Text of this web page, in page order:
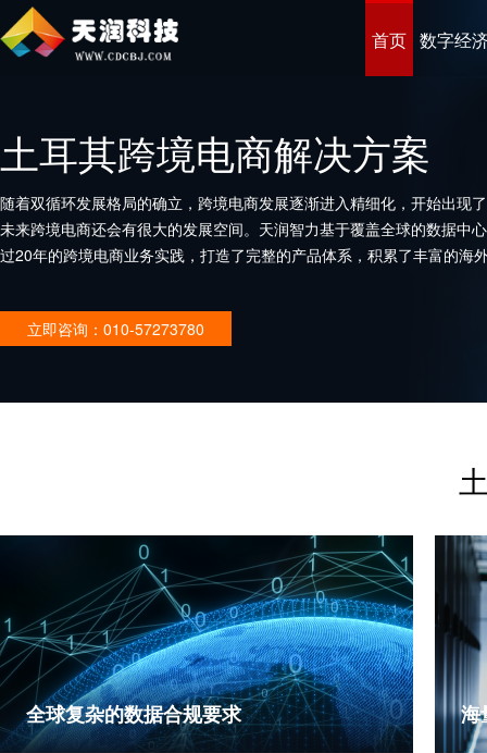
首页 数字经
土耳其跨境电商解决方案
随着双循环发展格局的确立，跨境电商发展逐渐进入精细化，开始出现
未来跨境电商还会有很大的发展空间。天润智力基于覆盖全球的数据中
过20年的跨境电商业务实践，打造了完整的产品体系，积累了丰富的海
立即咨询：010-57273780
全球复杂的数据合规要求 海